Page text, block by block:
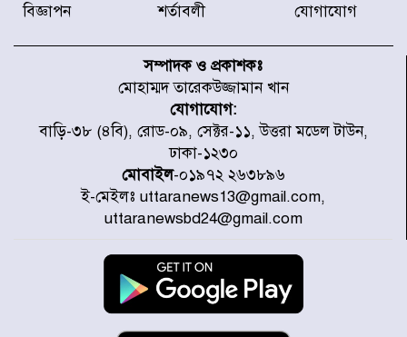
কলেজের প্রশংসনীয় সাফল্য
বিমানবাহিনীর উইং কমান্ডার সাইফুর
রহমানের বিরুদ্ধে গ্রেপ্তারি পরোয়ানা
রাষ্ট্রপতি পদে হতে যাচ্ছে ভোট,
ইতিহাসে দ্বিতীয়বার
রাষ্ট্রপতি নির্বাচনে ১১ দলীয় জোটের
প্রার্থী কর্নেল অলি আহমদ
বিজ্ঞাপন শর্তাবলী যোগাযোগ
সম্পাদক ও প্রকাশকঃ
মোহাম্মদ তারেকউজ্জামান খান
যোগাযোগ:
বাড়ি-৩৮ (৪বি), রোড-০৯, সেক্টর-১১, উত্তরা মডেল টাউন,
ঢাকা-১২৩০
মোবাইল-০১৯৭২ ২৬৩৮৯৬
ই-মেইলঃ uttaranews13@gmail.com,
uttaranewsbd24@gmail.com